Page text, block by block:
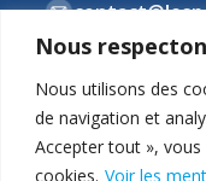
Nous
Nous utilisons des
de navigation et
Accepter tout »,
cookies. Voir les
ASSOCIATION